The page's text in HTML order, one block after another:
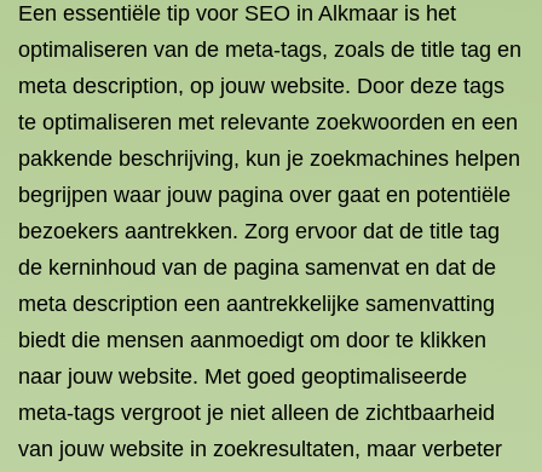
Een essentiële tip voor SEO in Alkmaar is het
optimaliseren van de meta-tags, zoals de title tag en
meta description, op jouw website. Door deze tags
te optimaliseren met relevante zoekwoorden en een
pakkende beschrijving, kun je zoekmachines helpen
begrijpen waar jouw pagina over gaat en potentiële
bezoekers aantrekken. Zorg ervoor dat de title tag
de kerninhoud van de pagina samenvat en dat de
meta description een aantrekkelijke samenvatting
biedt die mensen aanmoedigt om door te klikken
naar jouw website. Met goed geoptimaliseerde
meta-tags vergroot je niet alleen de zichtbaarheid
van jouw website in zoekresultaten, maar verbeter